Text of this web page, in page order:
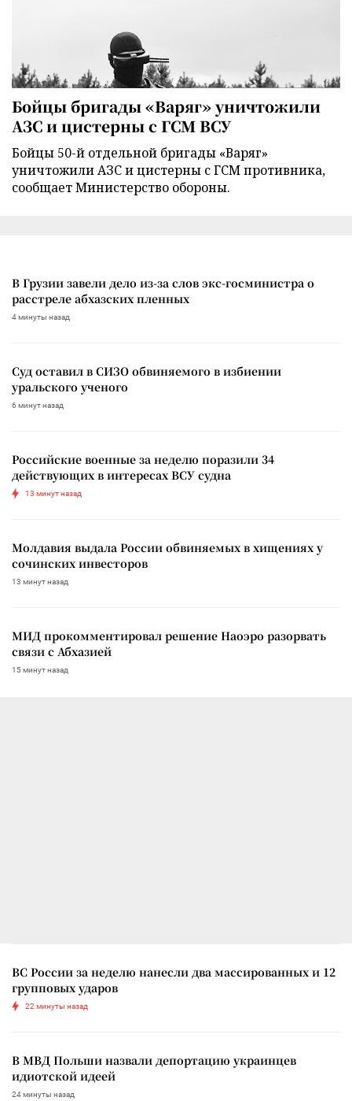
Бойцы бригады «Варяг» уничтожили
АЗС и цистерны с ГСМ ВСУ
Бойцы 50-й отдельной бригады «Варяг»
уничтожили АЗС и цистерны с ГСМ противника,
сообщает Министерство обороны.
В Грузии завели дело из-за слов экс-госминистра о
расстреле абхазских пленных
4 минуты назад
Суд оставил в СИЗО обвиняемого в избиении
уральского ученого
6 минут назад
Российские военные за неделю поразили 34
действующих в интересах ВСУ судна
13 минут назад
Молдавия выдала России обвиняемых в хищениях у
сочинских инвесторов
13 минут назад
МИД прокомментировал решение Наоэро разорвать
связи с Абхазией
15 минут назад
ВС России за неделю нанесли два массированных и 12
групповых ударов
22 минуты назад
В МВД Польши назвали депортацию украинцев
идиотской идеей
24 минуты назад